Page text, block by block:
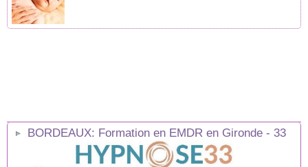
BORDEAUX: Formation en EMDR en Gironde - 33